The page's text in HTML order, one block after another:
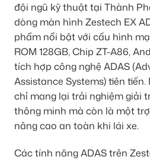
đội ngũ kỹ thuật tại Thành
dòng màn hình Zestech EX
phẩm nổi bật với cấu hình
ROM 128GB, Chip ZT-A86,
tích hợp công nghệ ADAS
Assistance Systems) tiên
chỉ mang lại trải nghiệm giải
thông minh mà còn là một
nâng cao an toàn khi lái xe.
Các tính năng ADAS trên